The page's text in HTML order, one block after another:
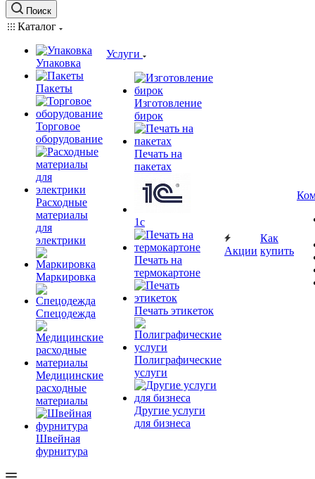
Поиск
Каталог
Упаковка
Пакеты
Торговое
оборудование
Расходные
материалы
для
электрики
Маркировка
Спецодежда
Медицинские
расходные
материалы
Швейная
фурнитура
Услуги
Изготовление
бирок
Печать на
пакетах
1c
Печать на
термокартоне
Печать этикеток
Полиграфические
услуги
Другие услуги
для бизнеса
Акции
Как
купить